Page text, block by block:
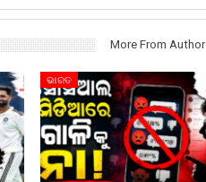
More From Author
ଭାରତ